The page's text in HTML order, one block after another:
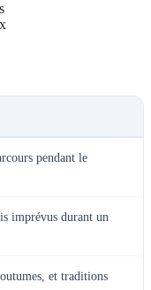
pendant le
imprévus durant un
et traditions